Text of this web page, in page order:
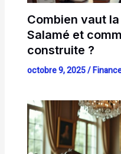
Combien vaut
Salamé et
construite ?
octobre 9, 2025/